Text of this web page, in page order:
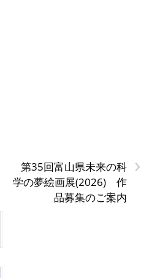
›
第35回富山県未来の科
学の夢絵画展(2026) 作
品募集のご案内